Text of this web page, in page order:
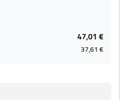
47,01 €
37,61 €